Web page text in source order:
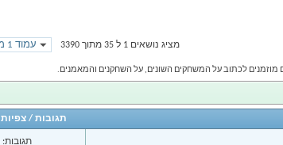
עמוד 1 מתוך 97 מציג נושאים 1 ל 35 מתוך 3390
מוזמנים לכתוב על המשחקים השונים, על השחקנים והמאמנים.
תגובות /צפיות
תגובות: 3